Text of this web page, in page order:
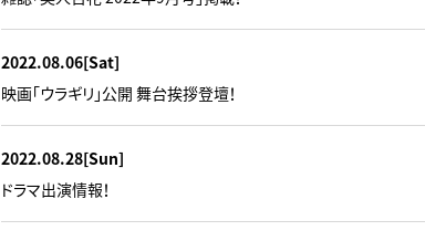
2022.08.06[Sat]
映画「ウラギリ」公開 舞台挨拶登壇！
2022.08.28[Sun]
ドラマ出演情報！